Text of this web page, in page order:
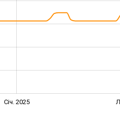
Січ. 2025